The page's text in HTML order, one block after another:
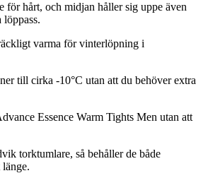
för hårt, och midjan håller sig uppe även
varma för vinterlöpning i
till cirka -10°C utan att du behöver extra
Essence Warm Tights Men utan att
torktumlare, så behåller de både